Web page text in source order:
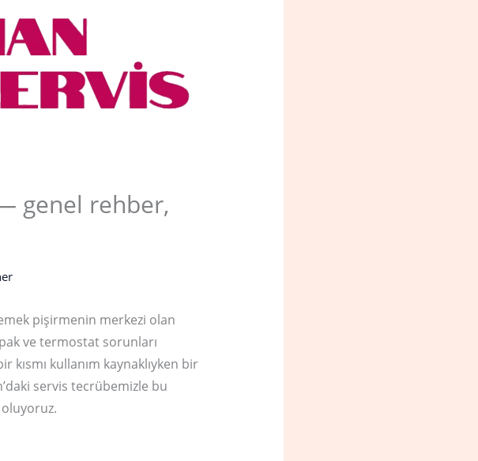
genel rehber,
pişirmenin merkezi olan
ve termostat sorunları
kısmı kullanım kaynaklıyken bir
servis tecrübemizle bu
oluyoruz.